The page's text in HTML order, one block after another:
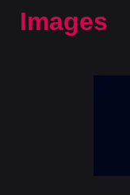
Images